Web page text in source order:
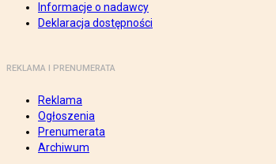
Informacje o nadawcy
Deklaracja dostępności
REKLAMA I PRENUMERATA
Reklama
Ogłoszenia
Prenumerata
Archiwum